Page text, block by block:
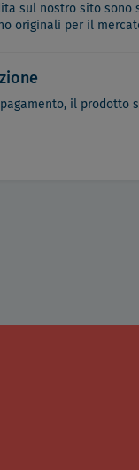
sul nostro sito
originali per il
il prodotto